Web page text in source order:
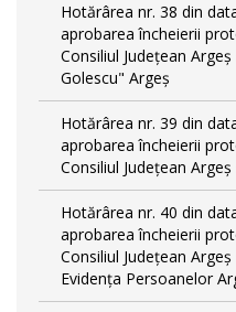
Hotărârea nr. 38 din
aprobarea încheierii
Consiliul Județean
Golescu" Argeș
Hotărârea nr. 39 din
aprobarea încheierii
Consiliul Județean
Hotărârea nr. 40 din
aprobarea încheierii
Consiliul Județean
Evidența Persoanelor